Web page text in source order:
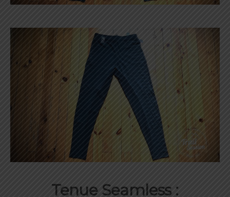
Tenue Seamless :